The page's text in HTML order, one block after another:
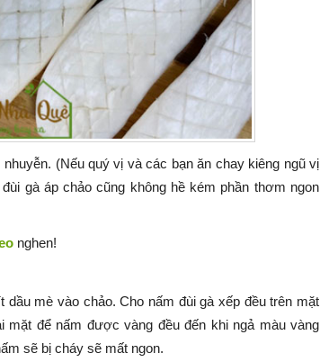
(Nếu quý vị và các bạn ăn chay kiêng ngũ vị
gà áp chảo cũng không hề kém phần thơm ngon
nghen!
mè vào chảo. Cho nấm đùi gà xếp đều trên mặt
để nấm được vàng đều đến khi ngả màu vàng
sẽ bị cháy sẽ mất ngon.